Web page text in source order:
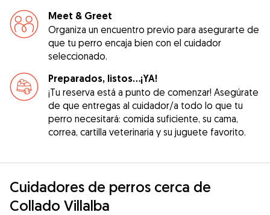
Meet & Greet
Organiza un encuentro previo para asegurarte de
que tu perro encaja bien con el cuidador
seleccionado.
Preparados, listos...¡YA!
¡Tu reserva está a punto de comenzar! Asegúrate
de que entregas al cuidador/a todo lo que tu
perro necesitará: comida suficiente, su cama,
correa, cartilla veterinaria y su juguete favorito.
Cuidadores de perros cerca de
Collado Villalba